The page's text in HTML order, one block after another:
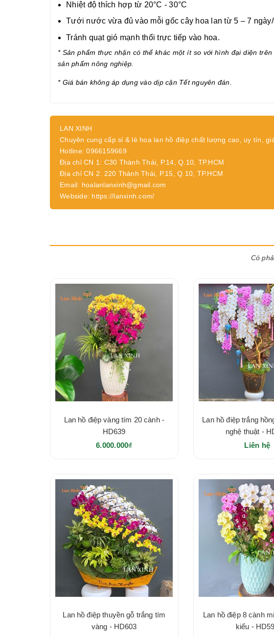
Nhiệt độ thích hợp từ 20°C - 30°C
Tưới nước vừa đủ vào mỗi gốc cây hoa lan từ 5 – 7
Tránh quạt gió mạnh thổi trực tiếp vào hoa.
* Sản phẩm thực nhận có thể khác một ít so với hình đại diện
sản phẩm nông nghiệp.
* Giá bán không áp dụng vào dịp cận Tết nguyên đán.
LAN XINH
Chuyên cung cấp sỉ & lẻ hoa lan hồ điệp chất lượng cao, uy tín,
Hotline: 0966159669
Địa chỉ CN 1: C30 Thành Thái, P.14, Q.10, TP.HCM
Địa chỉ CN 2: 220 Thành Thái, P.15, Q.10, TP.HCM
Email: hoalanlanxinh@gmail.com
Webside: https://lanxinh.com/
Có
Lan hồ điệp vàng tím 20 cành -
HD639
6.000.000₫
Lan hồ điệp trắng
nghệ thuật -
Liên hệ
Lan hồ điệp thuyền gỗ trắng tím
vàng - HD603
Lan hồ điệp 8 cành
kiểu -